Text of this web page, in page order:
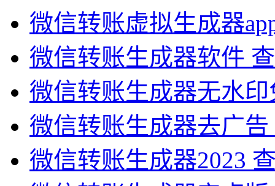
微信转账虚拟生成器
微信转账生成器软件
微信转账生成器无水
微信转账生成器去广告
微信转账生成器2023